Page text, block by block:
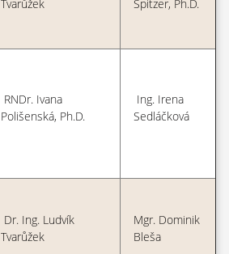
Tvarůžek
Spitzer, Ph.D.
RNDr. Ivana
Polišenská, Ph.D.
Ing. Irena
Sedláčková
Dr. Ing. Ludvík
Tvarůžek
Mgr. Dominik
Bleša